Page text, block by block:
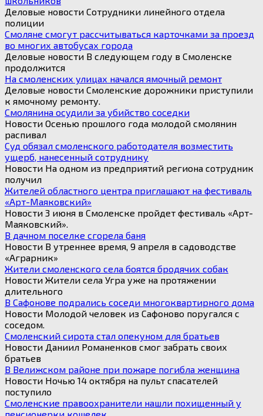
Деловые новости Сотрудники линейного отдела
полиции
Смоляне смогут рассчитываться карточками за проезд
во многих автобусах города
Деловые новости В следующем году в Смоленске
продолжится
На смоленских улицах начался ямочный ремонт
Деловые новости Смоленские дорожники приступили
к ямочному ремонту.
Смолянина осудили за убийство соседки
Новости Осенью прошлого года молодой смолянин
распивал
Суд обязал смоленского работодателя возместить
ущерб, нанесенный сотруднику
Новости На одном из предприятий региона сотрудник
получил
Жителей областного центра приглашают на фестиваль
«Арт-Маяковский»
Новости 3 июня в Смоленске пройдет фестиваль «Арт-
Маяковский».
В дачном поселке сгорела баня
Новости В утреннее время, 9 апреля в садоводстве
«Аграрник»
Жители смоленского села боятся бродячих собак
Новости Жители села Угра уже на протяжении
длительного
В Сафонове подрались соседи многоквартирного дома
Новости Молодой человек из Сафоново поругался с
соседом.
Смоленский сирота стал опекуном для братьев
Новости Даниил Романенков смог забрать своих
братьев
В Велижском районе при пожаре погибла женщина
Новости Ночью 14 октября на пульт спасателей
поступило
Смоленские правоохранители нашли похищенный у